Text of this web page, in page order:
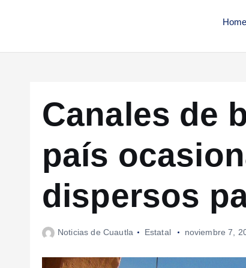
Home
Canales de
país
dispersos
Noticias de Cuautla Estatal noviembre 7,